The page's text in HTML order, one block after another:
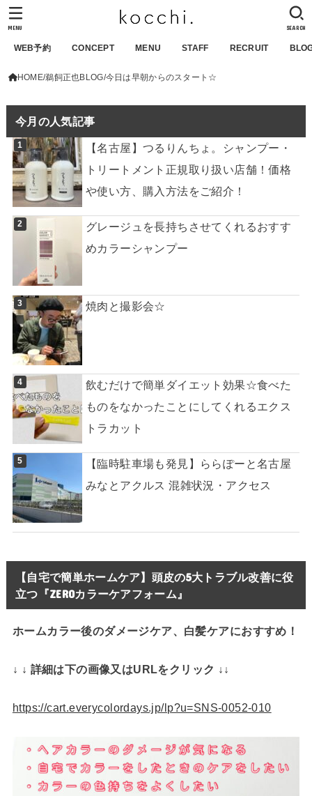
WEB予約 CONCEPT MENU STAFF RECRUIT
SEARCH
MENU
HOME 鵜飼正也BLOG 今日は早朝からのスタート☆
今月の人気記事
【名古屋】つるりんちょ。シャンプー・
トリートメント正規取り扱い店舗！価格
や使い方、購入方法をご紹介！
グレージュを長持ちさせてくれるおすす
めカラーシャンプー
焼肉と撮影会☆
飲むだけで簡単ダイエット効果☆食べた
ものをなかったことにしてくれるエクス
トラカット
【臨時駐車場も発見】ららぽーと名古屋
みなとアクルス 混雑状況・アクセス
【自宅で簡単ホームケア】頭皮の5大トラブル改善に役
立つ『ZEROカラーケアフォーム』
ホームカラー後のダメージケア、白髪ケアにおすすめ！
↓ ↓ 詳細は下の画像又はURLをクリック ↓↓
https://cart.everycolordays.jp/lp?u=SNS-0052-010